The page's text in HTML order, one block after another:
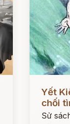
Đọc ngay
Yết
chối
Sử